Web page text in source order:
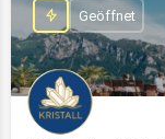
Geöffnet